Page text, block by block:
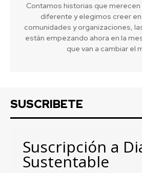
Contamos historias que
diferente y elegimos creer
comunidades y organizaciones,
están empezando ahora en la
que van a cambiar el
SUSCRIBETE
Suscripción a
Sustentable